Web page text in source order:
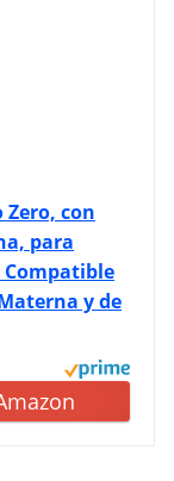
con
para
Compatible
y de